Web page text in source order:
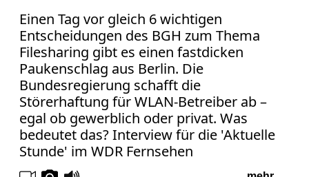
Einen Tag vor gleich 6 wichtigen
Entscheidungen des BGH zum Thema
Filesharing gibt es einen fastdicken
Paukenschlag aus Berlin. Die
Bundesregierung schafft die
Störerhaftung für WLAN-Betreiber ab –
egal ob gewerblich oder privat. Was
bedeutet das? Interview für die 'Aktuelle
Stunde' im WDR Fernsehen